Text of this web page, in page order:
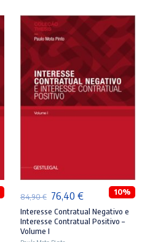
84,90€ O
preço
original
76,40 €O
preço
atual
10%
Interesse Contratual Negativo e
Interesse Contratual Positivo –
Volume I